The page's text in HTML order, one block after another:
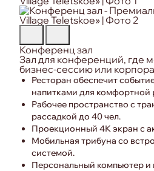
Конференц зал
Зал для конференций, где
бизнес-сессию или
Ресторан обеспечит
напитками для комфортной
Рабочее пространство с
рассадкой до 40 чел.
Проекционный 4К экран с
Мобильная трибуна со
системой.
Персональный компьютер и